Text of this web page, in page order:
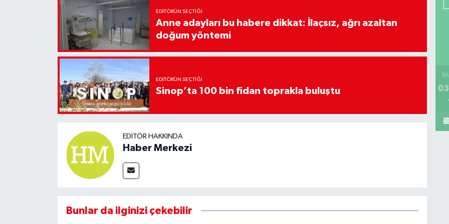
EDITÖRÜN SEÇTIĞI
Anne adayları bu habere dikkat: İlaçsız, ağrı azaltan
doğum yöntemi
EDITÖRÜN SEÇTIĞI
Sinop’ta 100 bin fidan toprakla buluştu
EDITÖR HAKKINDA
Haber Merkezi
Bunlar da ilginizi çekebilir